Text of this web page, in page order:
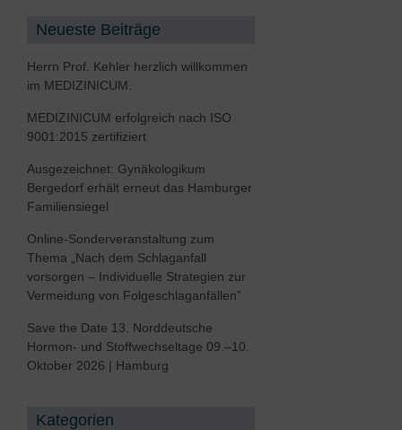
Rückenzentrum
Seltene Erkrankungen
Sexualmedizin
Sportmedizin, Sportkardiologie
Urologie
Viszeralchirurgie
Neueste Beiträge
Herrn Prof. Kehler herzlich willkommen
im MEDIZINICUM.
MEDIZINICUM erfolgreich nach ISO
9001:2015 zertifiziert
Ausgezeichnet: Gynäkologikum
Bergedorf erhält erneut das Hamburger
Familiensiegel
Online-Sonderveranstaltung zum
Thema „Nach dem Schlaganfall
vorsorgen – Individuelle Strategien zur
Vermeidung von Folgeschlaganfällen”
Save the Date 13. Norddeutsche
Hormon- und Stoffwechseltage 09.–10.
Oktober 2026 | Hamburg
Kategorien